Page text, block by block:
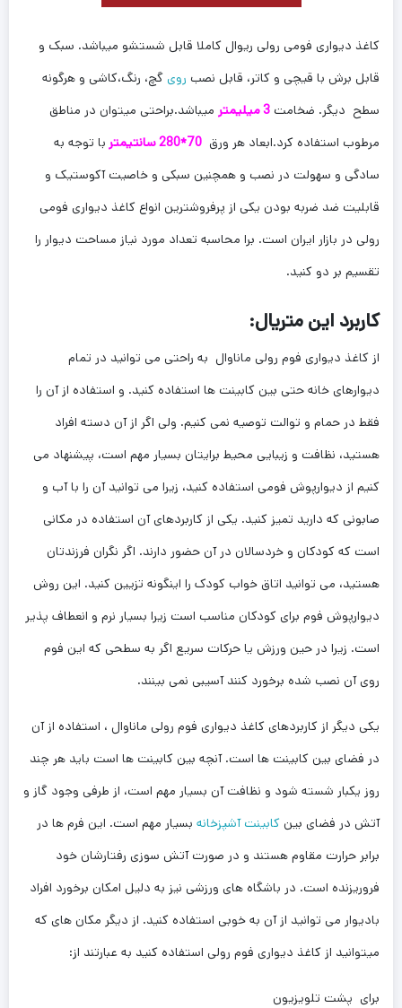
کاغذ دیواری فومی رولی ریوال کاملا قابل شستشو میباشد. سبک و
قابل برش با قیچی و کاتر، قابل نصب روی گچ، رنگ،کاشی و هرگونه
سطح دیگر. ضخامت 3 میلیمتر
میباشد.براحتی میتوان در مناطق
مرطوب استفاده کرد.ابعاد هر ورق 70*280 سانتیمتر با توجه به
سادگی و سهولت در نصب و همچنین سبکی و خاصیت آکوستیک و
قابلیت ضد ضربه بودن یکی از پرفروشترین انواع کاغذ دیواری فومی
رولی در بازار ایران است. برا محاسبه تعداد مورد نیاز مساحت دیوار را
تقسیم بر دو کنید.
کاربرد این متریال:
از کاغذ دیواری فوم رولی ماناوال به راحتی می توانید در تمام
دیوارهای خانه حتی بین کابینت ها استفاده کنید. و استفاده از آن را
فقط در حمام و توالت توصیه نمی کنیم. ولی اگر از آن دسته افراد
هستید، نظافت و زیبایی محیط برایتان بسیار مهم است، پیشنهاد می
کنیم از دیوارپوش فومی استفاده کنید، زیرا می توانید آن را با آب و
صابونی که دارید تمیز کنید. یکی از کاربردهای آن استفاده در مکانی
است که کودکان و خردسالان در آن حضور دارند. اگر نگران فرزندتان
هستید، می توانید اتاق خواب کودک را اینگونه تزیین کنید. این روش
دیوارپوش فوم برای کودکان مناسب است زیرا بسیار نرم و انعطاف پذیر
است. زیرا در حین ورزش یا حرکات سریع اگر به سطحی که این فوم
روی آن نصب شده برخورد کنند آسیبی نمی بینند.
یکی دیگر از کاربردهای کاغذ دیواری فوم رولی ماناوال ، استفاده از آن
در فضای بین کابینت ها است. آنچه بین کابینت ها است باید هر چند
روز یکبار شسته شود و نظافت آن بسیار مهم است، از طرفی وجود گاز و
آتش در فضای بین کابینت آشپزخانه بسیار مهم است. این فرم ها در
برابر حرارت مقاوم هستند و در صورت آتش سوزی رفتارشان خود
فروریزنده است. در باشگاه های ورزشی نیز به دلیل امکان برخورد افراد
بادیوار می توانید از آن به خوبی استفاده کنید. از دیگر مکان های که
میتوانید از کاغذ دیواری فوم رولی استفاده کنید به عبارتند از:
برای پشت تلویزیون